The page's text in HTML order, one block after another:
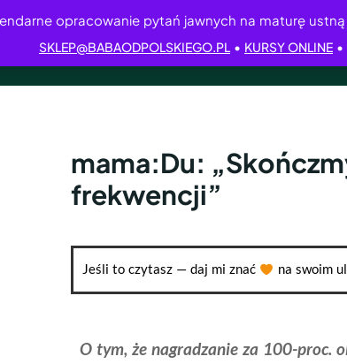
opracowanie pytań jawnych na maturę
SKLEP@BABAODPOLSKIEGO.PL • KURSY ONLINE •
mama:Du:
frekwencji”
Jeśli to czytasz — daj mi znać na swoim
O tym, że nagradzanie za 100-proc.